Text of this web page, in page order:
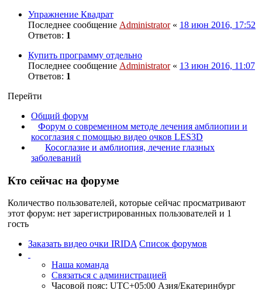
Упражнение Квадрат
Последнее сообщение Administrator« 18 июн 2016, 17:52
Ответов: 1
Купить программу отдельно
Последнее сообщение Administrator« 13 июн 2016, 11:07
Ответов: 1
Перейти
Общий форум
Форум о современном методе лечения амблиопии и
косоглазия с помощью видео очков LES3D
Косоглазие и амблиопия, лечение глазных
заболеваний
Кто сейчас на форуме
Количество пользователей, которые сейчас просматривают
этот форум: нет зарегистрированных пользователей и 1
гость
Заказать видео очки IRIDA Список форумов
Наша команда
Связаться с администрацией
Часовой пояс: UTC+05:00 Азия/Екатеринбург